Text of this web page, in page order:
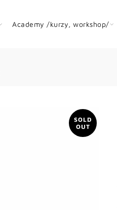
Academy /kurzy, workshop/
SOLD
OUT